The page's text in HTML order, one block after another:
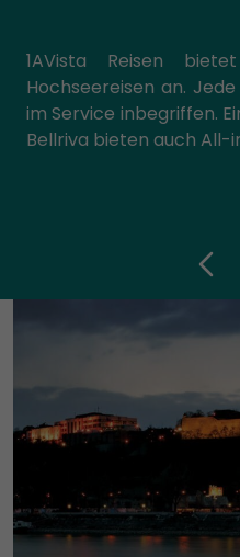
1AVista Reisen
Hochseereisen an.
im Service inbegriffen.
Bellriva bieten auch All-